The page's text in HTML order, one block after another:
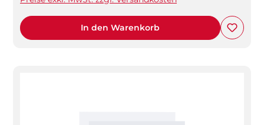
In den Warenkorb